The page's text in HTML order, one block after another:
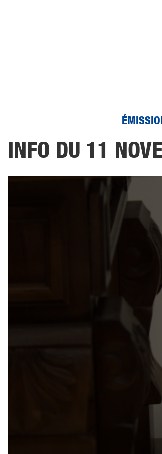
contenu
INFO DU 11